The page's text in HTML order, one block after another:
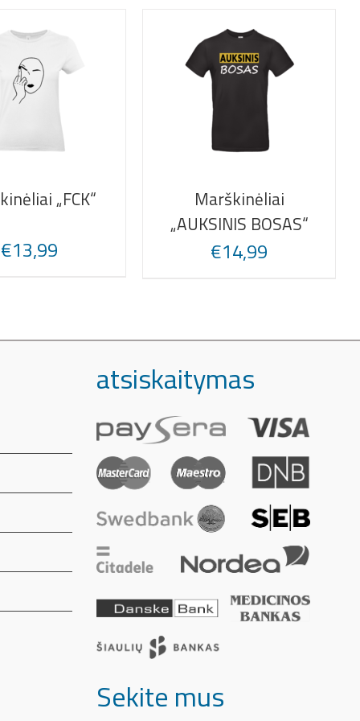
„FCK“
€13,99
Marškinėliai
„AUKSINIS BOSAS“
€14,99
atsiskaitymas
Sekite mus